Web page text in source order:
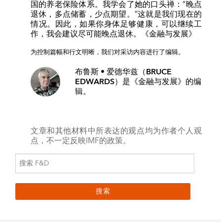
国的养老保险体系。我学会了她的口头禅：“晚点
退休，多点储蓄，少点期望。”这就是我们现在的
情况。因此，如果你身体足够健康，可以继续工
作，我会建议尽可能晚点退休。 《金融与发展》
为控制篇幅和行文明晰，我们对采访内容进行了编辑。
布鲁斯 • 爱德华兹（BRUCE
EDWARDS） 是《金融与发展》的编
辑。
文章和其他材料中所表达的观点均为作者个人观
点，不一定反映IMF的政策。